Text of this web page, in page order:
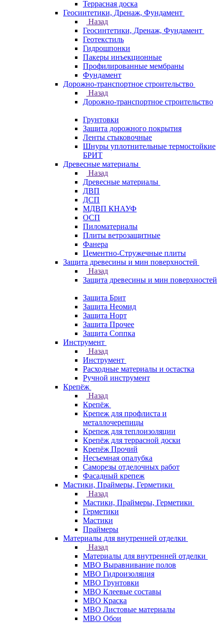
Террасная доска
Геосинтетики, Дренаж, Фундамент
Назад
Геосинтетики, Дренаж, Фундамент
Геотекстиль
Гидрошпонки
Пакеры инъекционные
Профилированные мембраны
Фундамент
Дорожно-транспортное строительство
Назад
Дорожно-транспортное строительство
Грунтовки
Защита дорожного покрытия
Ленты стыковочные
Шнуры уплотнительные термостойкие
БРИТ
Древесные материалы
Назад
Древесные материалы
ДВП
ДСП
МДВП КНАУФ
ОСП
Пиломатериалы
Плиты ветрозащитные
Фанера
Цементно-Стружечные плиты
Защита древесины и мин поверхностей
Назад
Защита древесины и мин поверхностей
Защита Брит
Защита Неомид
Защита Норт
Защита Прочее
Защита Соппка
Инструмент
Назад
Инструмент
Расходные материалы и остастка
Ручной инструмент
Крепёж
Назад
Крепёж
Крепеж для профлиста и
металлочерепицы
Крепеж для теплоизоляции
Крепёж для террасной доски
Крепёж Прочий
Несъемная опалубка
Саморезы отделочных работ
Фасадный крепеж
Мастики, Праймеры, Герметики
Назад
Мастики, Праймеры, Герметики
Герметики
Мастики
Праймеры
Материалы для внутренней отделки
Назад
Материалы для внутренней отделки
МВО Выравнивание полов
МВО Гидроизоляция
МВО Грунтовки
МВО Клеевые составы
МВО Краска
МВО Листовые материалы
МВО Обои